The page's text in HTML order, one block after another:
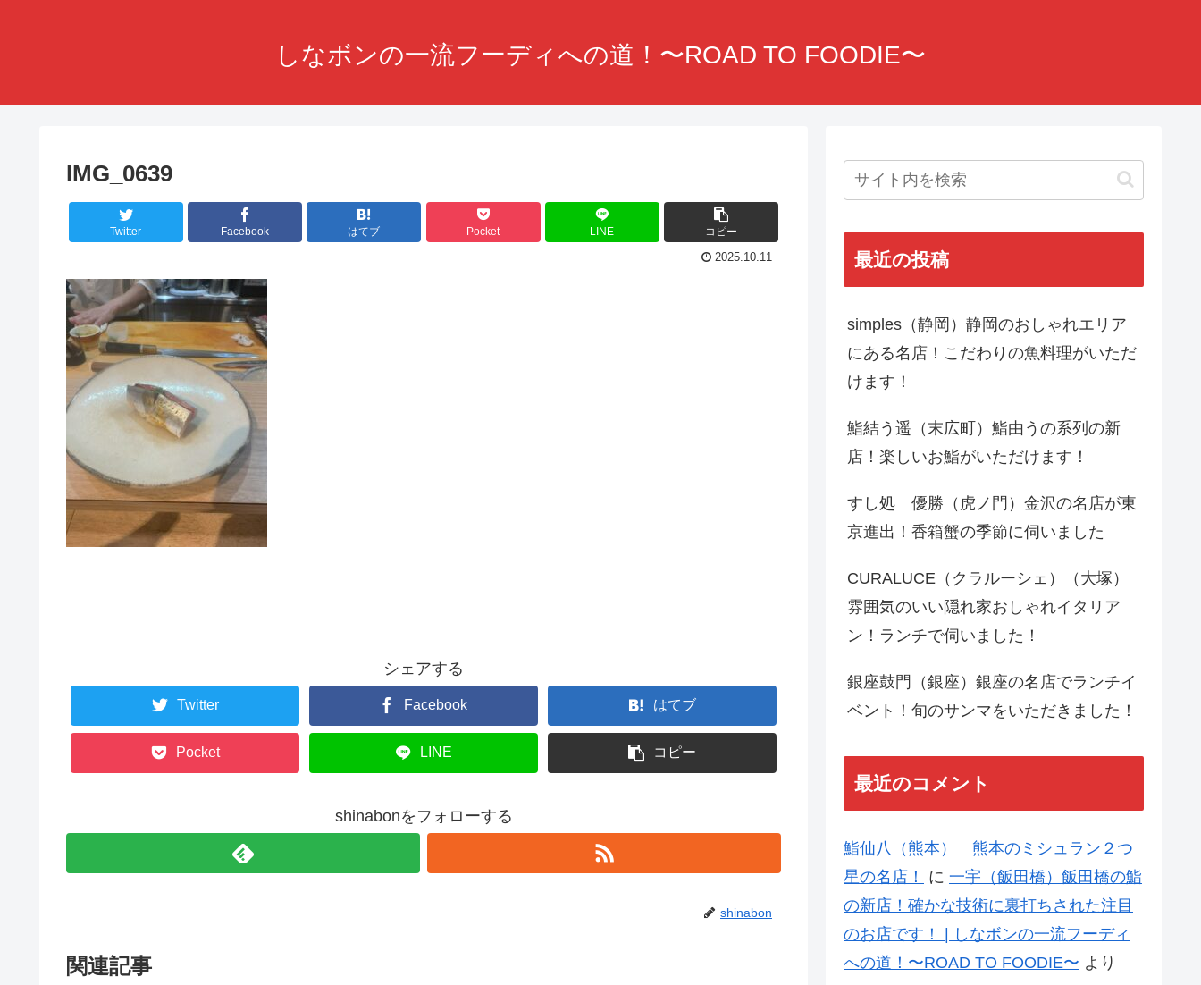
しなボンの一流フーディへの道！〜ROAD TO FOODIE〜
IMG_0639
Twitter Facebook はてブ Pocket LINE コピー
2025.10.11
シェアする
Twitter Facebook はてブ
Pocket LINE コピー
shinabonをフォローする
shinabon
関連記事
最近の投稿
simples（静岡）静岡のおしゃれエリア
にある名店！こだわりの魚料理がいただ
けます！
鮨結う遥（末広町）鮨由うの系列の新
店！楽しいお鮨がいただけます！
すし処 優勝（虎ノ門）金沢の名店が東
京進出！香箱蟹の季節に伺いました
CURALUCE（クラルーシェ）（大塚）
雰囲気のいい隠れ家おしゃれイタリア
ン！ランチで伺いました！
銀座鼓門（銀座）銀座の名店でランチイ
ベント！旬のサンマをいただきました！
最近のコメント
鮨仙八（熊本） 熊本のミシュラン２つ
星の名店！
に 一宇（飯田橋）飯田橋の鮨
の新店！確かな技術に裏打ちされた注目
のお店です！ | しなボンの一流フーディ
への道！〜ROAD TO FOODIE〜 より